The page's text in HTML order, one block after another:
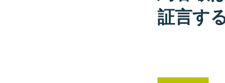
証言す